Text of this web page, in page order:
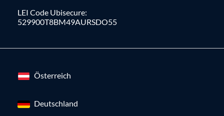
LEI Code Ubisecure:
529900T8BM49AURSDO55
Österreich
Deutschland